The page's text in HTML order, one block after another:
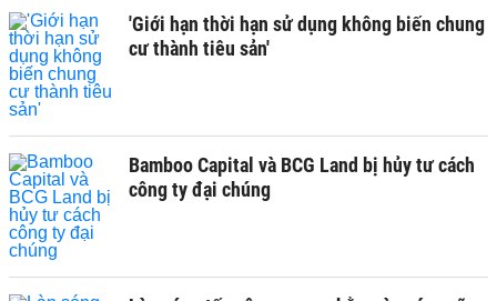
'Giới hạn thời hạn sử dụng không biến chung
cư thành tiêu sản'
Bamboo Capital và BCG Land bị hủy tư cách
công ty đại chúng